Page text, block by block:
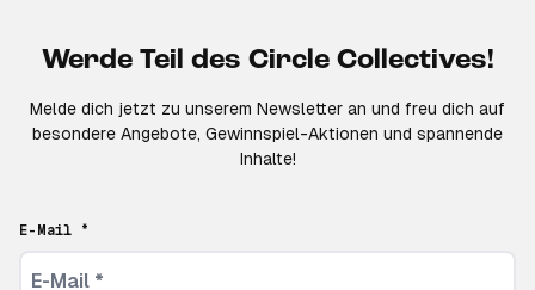
Werde Teil des Circle Collectives!
Melde dich jetzt zu unserem Newsletter an und freu dich auf
besondere Angebote, Gewinnspiel-Aktionen und spannende
Inhalte!
E-Mail *